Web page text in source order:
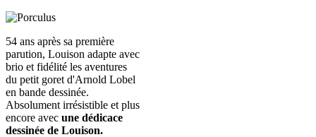
54 ans après sa première
parution, Louison adapte avec
brio et fidélité les aventures
du petit goret d'Arnold Lobel
en bande dessinée.
Absolument irrésistible et plus
encore avec une dédicace
dessinée de Louison.